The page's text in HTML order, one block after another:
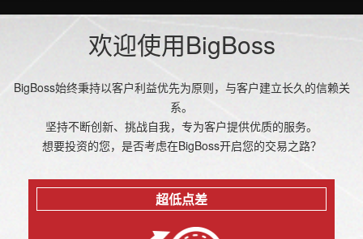
欢迎使用BigBoss
BigBoss始终秉持以客户利益优先为原则，与客户建立长久的信赖关
系。
坚持不断创新、挑战自我，专为客户提供优质的服务。
想要投资的您，是否考虑在BigBoss开启您的交易之路？
超低点差